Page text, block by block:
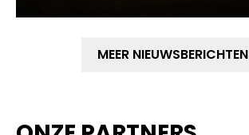
MEER NIEUWSBERICHTEN